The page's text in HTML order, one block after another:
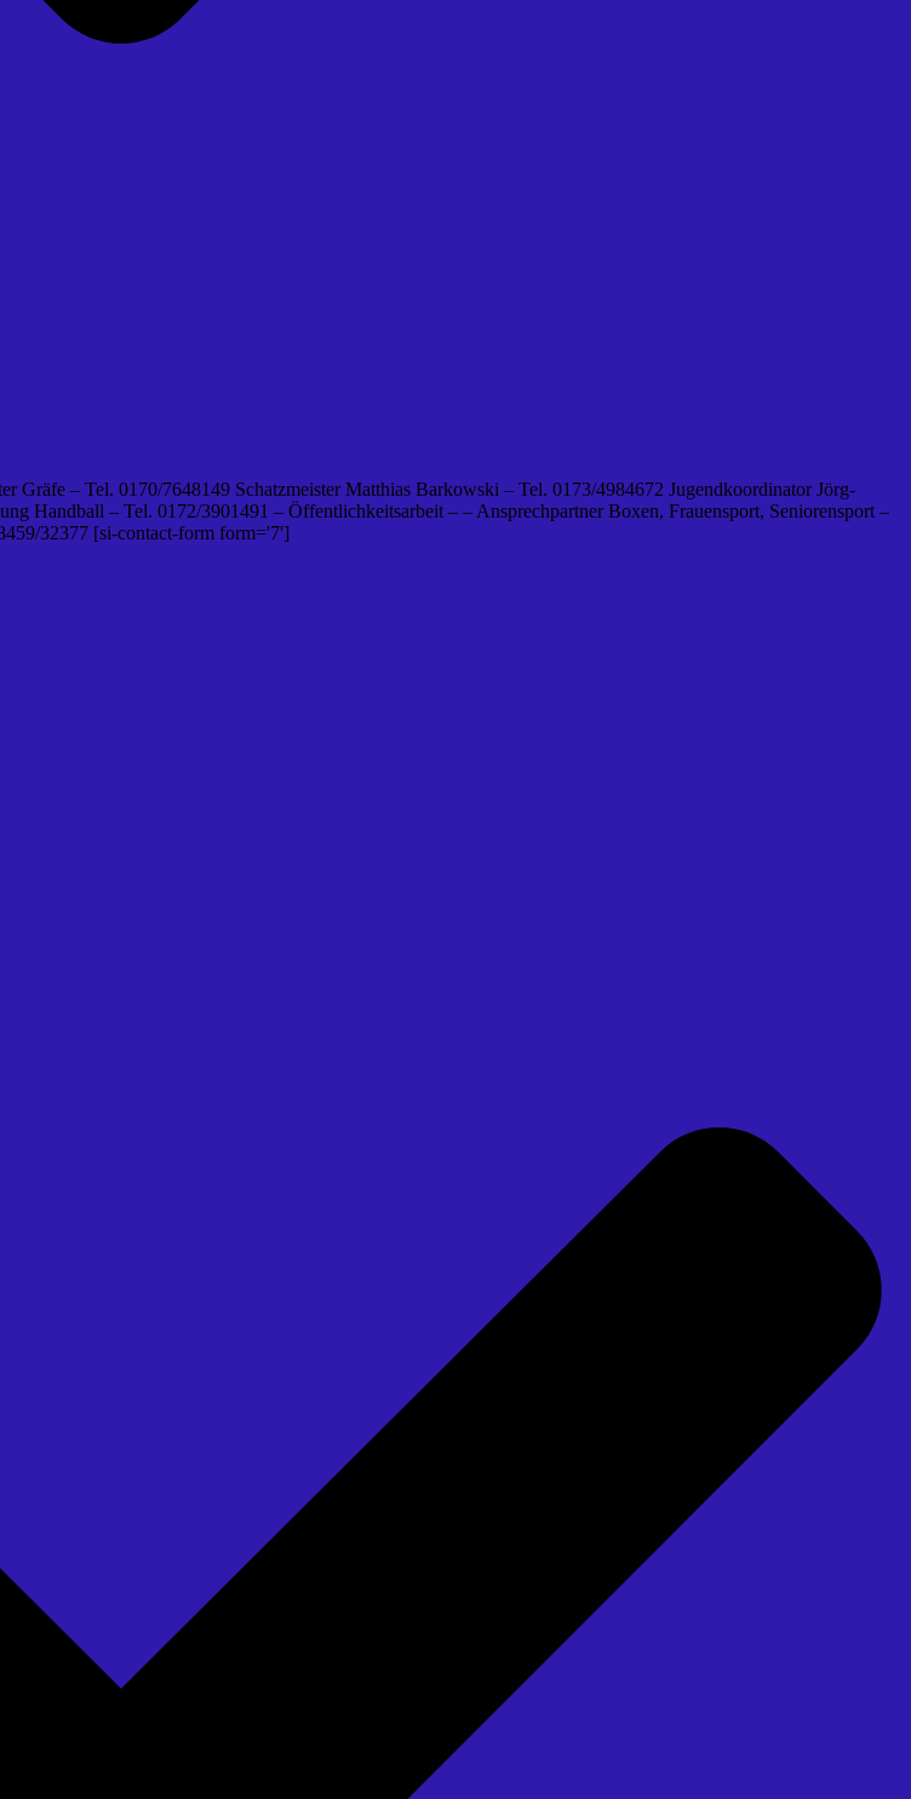
Gräfe – Tel. 0170/7648149 Schatzmeister Matthias Barkowski – Tel. 0173/4984672 Jugendkoordinator Jörg-
Handball – Tel. 0172/3901491 – Öffentlichkeitsarbeit – – Ansprechpartner Boxen, Frauensport, Seniorensport –
32377 [si-contact-form form='7']